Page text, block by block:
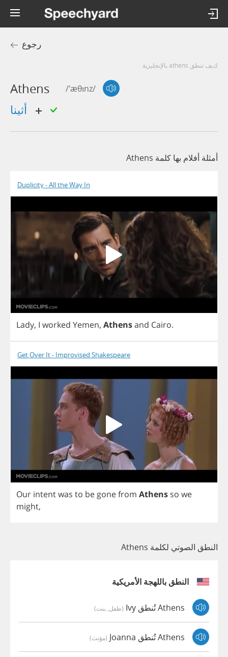
رجوع
كيف تنطق athens بالإنجليزية
Athens /'æθɪnz/
أمثلة أفلام بها كلمة Athens
Duplicity - All the Way In
Lady, I worked Yemen, Athensand Cairo.
Get Over It - Improvised Shakespeare
Our intentwas to be gonefrom Athens so we
might,
النطق الصوتي لكلمة Athens
النطق باللهجة الأمريكية
Athens تُنطق Ivy (طفل, بنت)
Athens تُنطق Joanna (مؤنث)